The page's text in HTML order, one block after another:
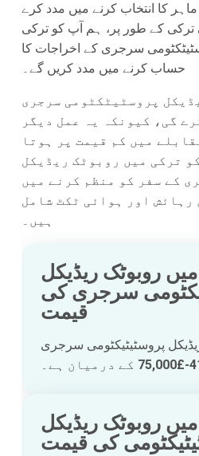
کا انتخاب کرنے میں مدد کرے
ترکی کے طور پر، ہم آپ کو ترکی
سرجری کے اخراجات کا
حساب کرنے میں مدد کریں گے۔
پروسٹیٹکٹومی سرجری
گی، کیونکہ یہ عمل دیگر
میں کم قیمت پر ہوتا
ترکی میں روبوٹک ریڈیکل
کے سفر کو منظم کرنے میں
رہائش اور ہوائی ٹکٹ شامل
ہیں۔
میں روبوٹک ریڈیکل
سرجری کی
قیمت
پروسٹیٹیکٹومی سرجری
کے درمیان ہے۔
میں روبوٹک ریڈیکل
کی قیمت